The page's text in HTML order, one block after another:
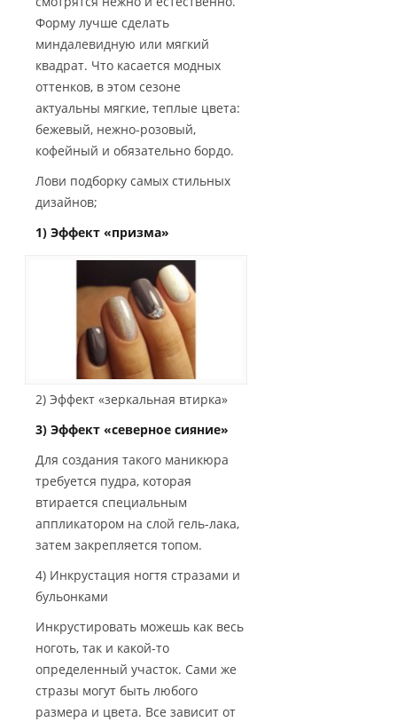
Форму лучше сделать
миндалевидную или мягкий
квадрат. Что касается модных
оттенков, в этом сезоне
актуальны мягкие, теплые цвета:
бежевый, нежно-розовый,
кофейный и обязательно бордо.
Лови подборку самых стильных
дизайнов;
1) Эффект «призма»
2) Эффект «зеркальная втирка»
3) Эффект «северное сияние»
Для создания такого маникюра
требуется пудра, которая
втирается специальным
аппликатором на слой гель-лака,
затем закрепляется топом.
4) Инкрустация ногтя стразами и
бульонками
Инкрустировать можешь как весь
ноготь, так и какой-то
определенный участок. Сами же
стразы могут быть любого
размера и цвета. Все зависит от